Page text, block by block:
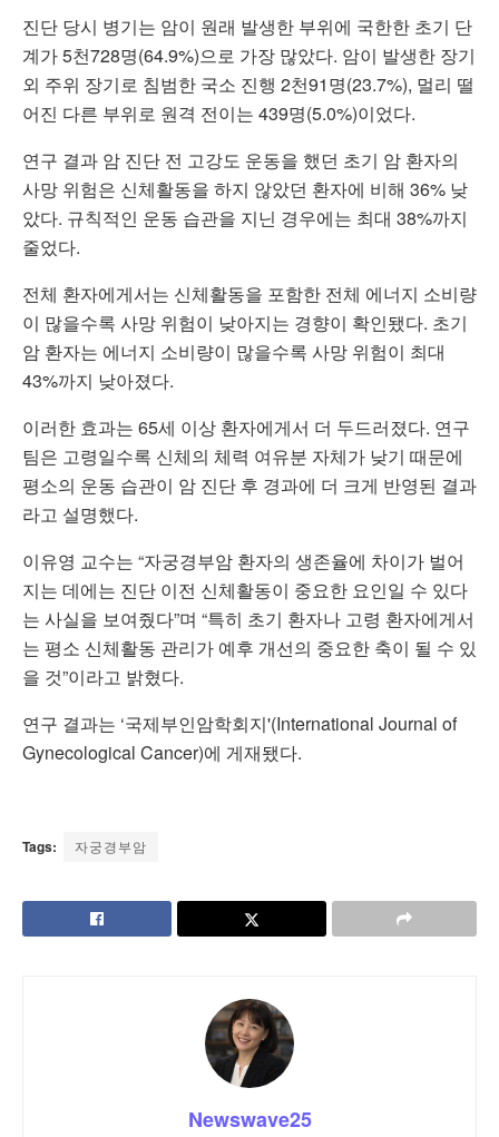
진단 당시 병기는 암이 원래 발생한 부위에 국한한 초기 단
계가 5천728명(64.9%)으로 가장 많았다. 암이 발생한 장기
외 주위 장기로 침범한 국소 진행 2천91명(23.7%), 멀리 떨
어진 다른 부위로 원격 전이는 439명(5.0%)이었다.
연구 결과 암 진단 전 고강도 운동을 했던 초기 암 환자의
사망 위험은 신체활동을 하지 않았던 환자에 비해 36% 낮
았다. 규칙적인 운동 습관을 지닌 경우에는 최대 38%까지
줄었다.
전체 환자에게서는 신체활동을 포함한 전체 에너지 소비량
이 많을수록 사망 위험이 낮아지는 경향이 확인됐다. 초기
암 환자는 에너지 소비량이 많을수록 사망 위험이 최대
43%까지 낮아졌다.
이러한 효과는 65세 이상 환자에게서 더 두드러졌다. 연구
팀은 고령일수록 신체의 체력 여유분 자체가 낮기 때문에
평소의 운동 습관이 암 진단 후 경과에 더 크게 반영된 결과
라고 설명했다.
이유영 교수는 “자궁경부암 환자의 생존율에 차이가 벌어
지는 데에는 진단 이전 신체활동이 중요한 요인일 수 있다
는 사실을 보여줬다”며 “특히 초기 환자나 고령 환자에게서
는 평소 신체활동 관리가 예후 개선의 중요한 축이 될 수 있
을 것”이라고 밝혔다.
연구 결과는 ‘국제부인암학회지'(International Journal of
Gynecological Cancer)에 게재됐다.
Tags: 자궁경부암
Newswave25